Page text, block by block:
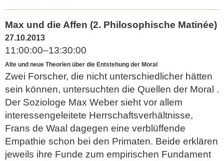
Wagner-
Komplex
(Tom
Artin,
York
City)
Max und die Affen (2. Philosophische Matinée)
27.10.2013
11:00:00–13:30:00
Alte und neue Theorien über die Entstehung der Moral
Zwei Forscher, die nicht unterschiedlicher hätten
sein können, untersuchten die Quellen der Moral .
Der Soziologe Max Weber sieht vor allem
interessengeleitete Herrschaftsverhältnisse,
Frans de Waal dagegen eine verblüffende
Empathie schon bei den Primaten. Beide erklären
jeweils ihre Funde zum empirischen Fundament